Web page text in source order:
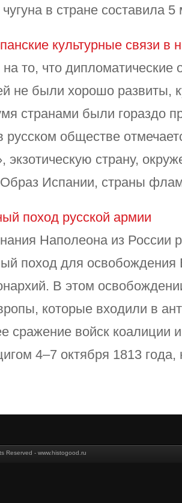
в стране составила
культурные связи в
то, что
не были хорошо развиты,
странами были гораздо
русском обществе
экзотическую страну,
Испании, страны
поход русской армии
Наполеона из России
поход для
В этом
которые входили в
сражение войск коалиции
4–7 октября 1813 года,
Reserved - www.histogood.ru